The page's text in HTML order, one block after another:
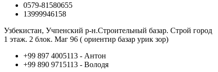
0579-81580655
13999946158
Узбекистан, Учпенский р-н.Строительный базар. Строй город
1 этаж. 2 блок. Маг 96 ( ориентир базар урик зор)
+99 897 4005113 - Антон
+99 890 9715113 - Володя